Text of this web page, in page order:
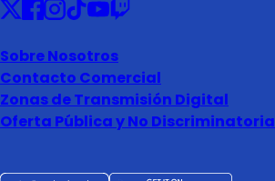
Sobre Nosotros
Contacto Comercial
Zonas de Transmisión Digital
Oferta Pública y No Discriminatoria